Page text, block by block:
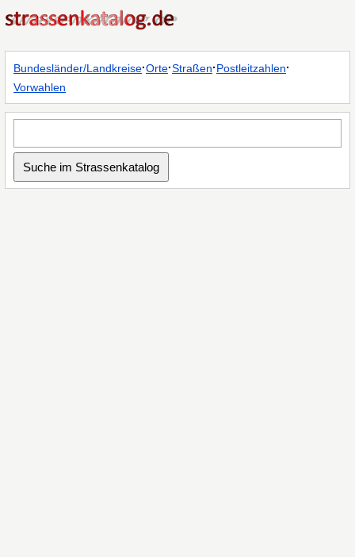
Bundesländer/Landkreise·Orte·Straßen·Postleitzahlen·
Vorwahlen